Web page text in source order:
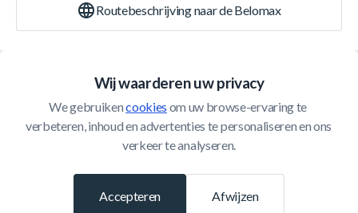
Wij waarderen uw privacy
We gebruiken cookies om uw browse-ervaring te
verbeteren, inhoud en advertenties te personaliseren en ons
verkeer te analyseren.
Afwijzen
Accepteren
Klantenservice
Routebeschrijving naar de Belomax